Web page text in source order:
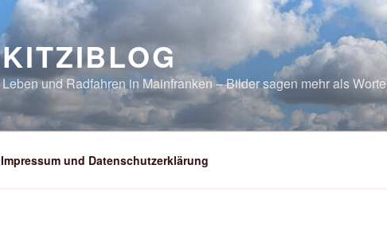
KITZIBLOG
Leben und Radfahren in Mainfranken – Bilder sagen mehr als Worte
Impressum und Datenschutzerklärung